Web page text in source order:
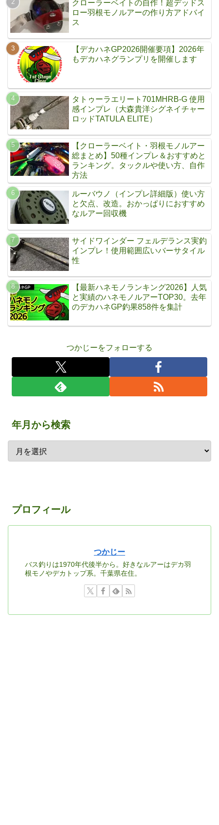
クローラーベイトの自作！超デッドス
ロー羽根モノルアーの作り方アドバイ
ス
【デカハネGP2026開催要項】2026年
もデカハネグランプリを開催します
タトゥーラエリート701MHRB-G 使用
感インプレ（大森貴洋シグネイチャー
ロッドTATULA ELITE）
【クローラーベイト・羽根モノルアー
総まとめ】50種インプレ＆おすすめと
ランキング。タックルや使い方、自作
方法
ルーバウノ（インプレ詳細版）使い方
と欠点、改造。おかっぱりにおすすめ
なルアー回収機
サイドワインダー フェルデランス実釣
インプレ！使用範囲広いバーサタイル
性
【最新ハネモノランキング2026】人気
と実績のハネモノルアーTOP30。去年
のデカハネGP釣果858件を集計
つかじーをフォローする
年月から検索
プロフィール
つかじー
バス釣りは1970年代後半から。好きなルアーはデカ羽
根モノやデカトップ系。千葉県在住。